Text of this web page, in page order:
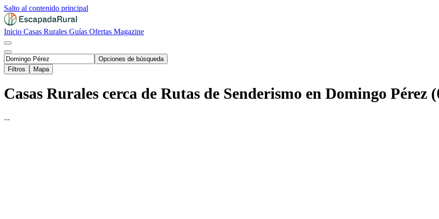
Salto al contenido principal
Inicio Casas Rurales Guías Ofertas Magazine
Opciones de búsqueda
Filtros
Mapa
Casas Rurales cerca de Rutas de Senderismo en Domingo Pérez
...